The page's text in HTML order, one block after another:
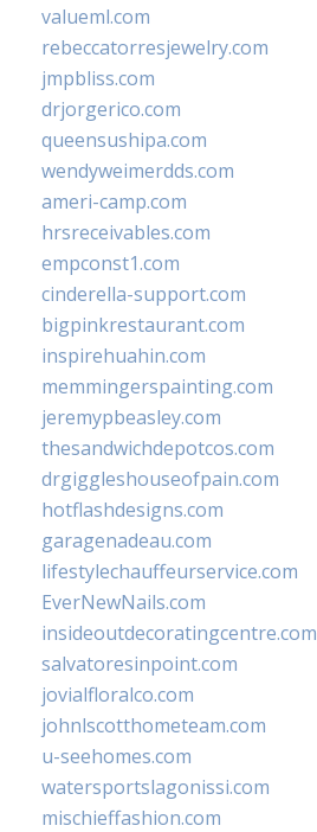
valueml.com
rebeccatorresjewelry.com
jmpbliss.com
drjorgerico.com
queensushipa.com
wendyweimerdds.com
ameri-camp.com
hrsreceivables.com
empconst1.com
cinderella-support.com
bigpinkrestaurant.com
inspirehuahin.com
memmingerspainting.com
jeremypbeasley.com
thesandwichdepotcos.com
drgiggleshouseofpain.com
hotflashdesigns.com
garagenadeau.com
lifestylechauffeurservice.com
EverNewNails.com
insideoutdecoratingcentre.com
salvatoresinpoint.com
jovialfloralco.com
johnlscotthometeam.com
u-seehomes.com
watersportslagonissi.com
mischieffashion.com